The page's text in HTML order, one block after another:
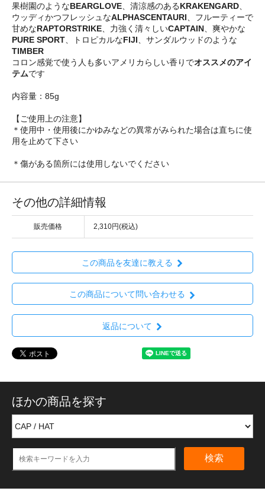
果樹園のようなBEARGLOVE 、清涼感のあるKRAKENGARD
ウッディかつフレッシュなALPHASCENTAURI 、フルーティーで
甘めなRAPTORSTRIKE 、力強く清々しいCAPTAIN 、爽やかな
PURE SPORT 、トロピカルなFIJI 、サンダルウッドのような
TIMBER
コロン感覚で使う人も多いアメリカらしい香りでオススメのアイ
テムです
内容量：85g
【ご使用上の注意】
＊使用中・使用後にかゆみなどの異常がみられた場合は直ちに使
用を止めて下さい
＊傷がある箇所には使用しないでください
その他の詳細情報
販売価格 2,310円(税込)
この商品を友達に教える
この商品について問い合わせる
返品について
ほかの商品を探す
検索